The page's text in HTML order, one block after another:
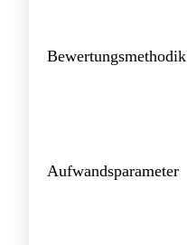
Bewertungsmethodik
Aufwandsparameter